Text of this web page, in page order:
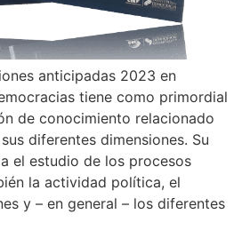
anticipadas 2023 en
tiene como primordial
de conocimiento relacionado
diferentes dimensiones. Su
el estudio de los procesos
la actividad política, el
y – en general – los diferentes